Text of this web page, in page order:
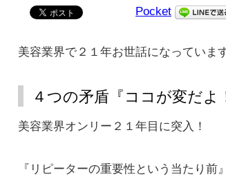
Pocket
美容業界で２１年お世話になっていま
４つの矛盾『ココが変だよ
美容業界オンリー２１年目に突入！
『リピーターの重要性という当たり